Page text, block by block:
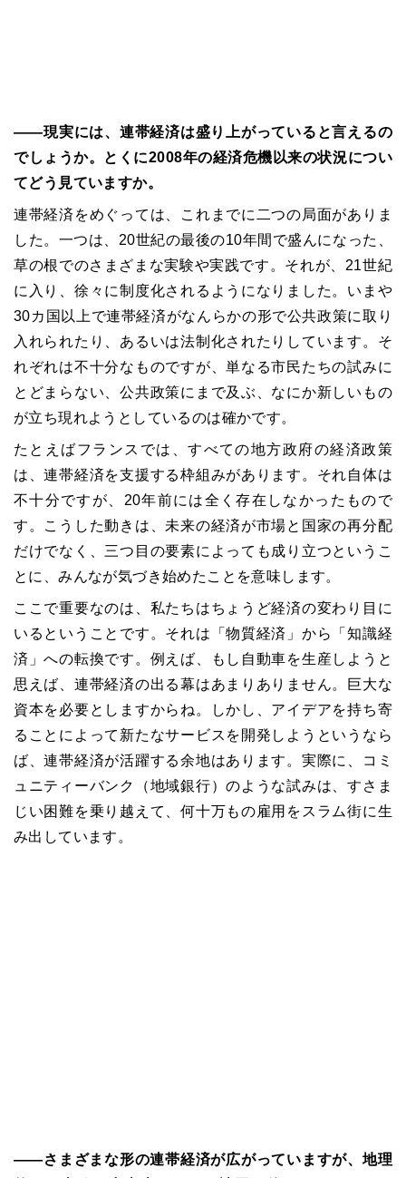
――現実には、連帯経済は盛り上がっていると言えるの
でしょうか。とくに2008年の経済危機以来の状況につい
てどう見ていますか。
連帯経済をめぐっては、これまでに二つの局面がありま
した。一つは、 20世紀の最後の10年間で盛んになった、
草の根でのさまざまな実験や実践です。それが、 21世紀
に入り、徐々に制度化されるようになりました。いまや
30カ国以上で連帯経済がなんらかの形で公共政策に取り
入れられたり、あるいは法制化されたりしています。そ
れぞれは不十分なものですが、単なる市民たちの試みに
とどまらない、公共政策にまで及ぶ、なにか新しいもの
が立ち現れようとしているのは確かです。
たとえばフランスでは、すべての地方政府の経済政策
は、連帯経済を支援する枠組みがあります。それ自体は
不十分ですが、 20年前には全く存在しなかったもので
す。こうした動きは、未来の経済が市場と国家の再分配
だけでなく、三つ目の要素によっても成り立つというこ
とに、みんなが気づき始めたことを意味します。
ここで重要なのは、私たちはちょうど経済の変わり目に
いるということです。それは「物質経済」から「知識経
済」への転換です。例えば、もし自動車を生産しようと
思えば、連帯経済の出る幕はあまりありません。巨大な
資本を必要としますからね。しかし、アイデアを持ち寄
ることによって新たなサービスを開発しようというなら
ば、連帯経済が活躍する余地はあります。実際に、コミ
ュニティーバンク（地域銀行）のような試みは、すさま
じい困難を乗り越えて、何十万もの雇用をスラム街に生
み出しています。
――さまざまな形の連帯経済が広がっていますが、地理